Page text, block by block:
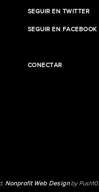
SEGUIR EN TWITTER
SEGUIR EN FACEBOOK
CONECTAR
Nonprofit Web Designby Push10.